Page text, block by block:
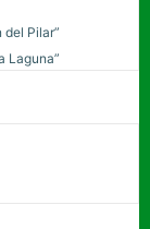
Pilar”
Laguna”